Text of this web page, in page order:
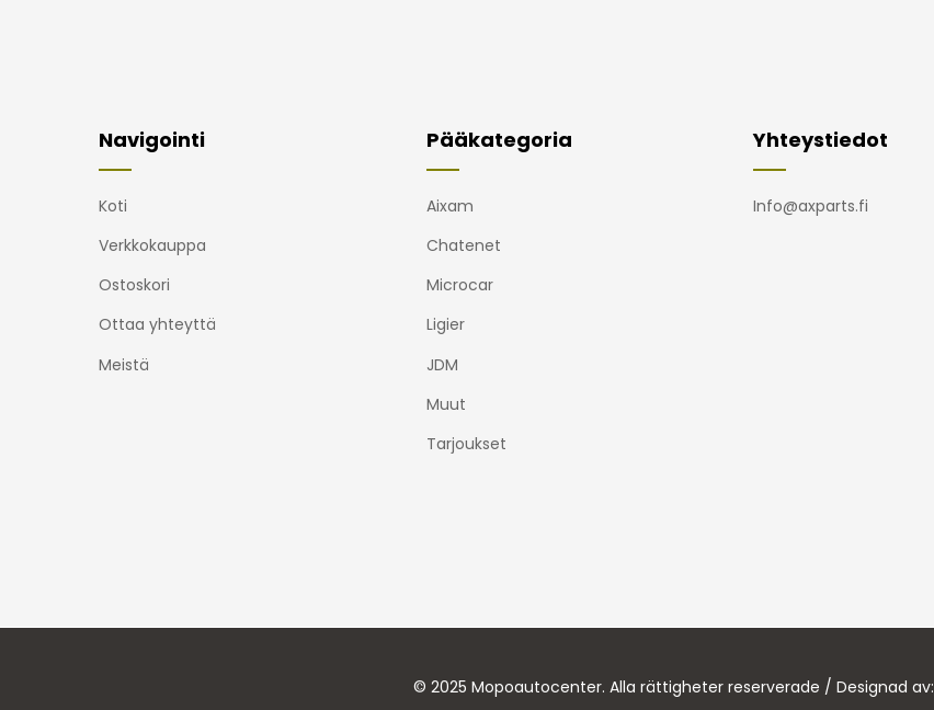
Navigointi
Koti
Verkkokauppa
Ostoskori
Ottaa yhteyttä
Meistä
Pääkategoria
Aixam
Chatenet
Microcar
Ligier
JDM
Muut
Tarjoukset
Yhteystiedot
Info@axparts.fi
© 2025 Mopoautocenter. Alla rättigheter reserverade / Designad av: